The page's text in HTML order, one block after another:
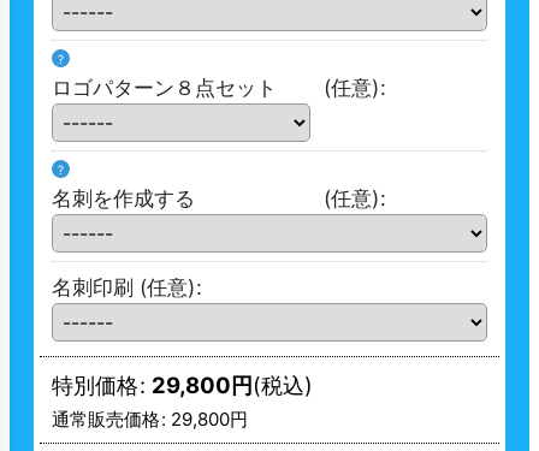
?
ロゴパターン８点セット (任意):
?
名刺を作成する (任意):
名刺印刷 (任意):
特別価格: 29,800円(税込)
通常販売価格: 29,800円